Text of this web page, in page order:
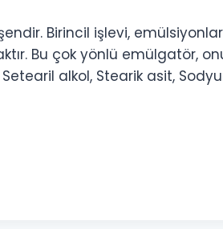
Birincil işlevi,
Bu çok yönlü emülgatör,
alkol, Stearik asit,